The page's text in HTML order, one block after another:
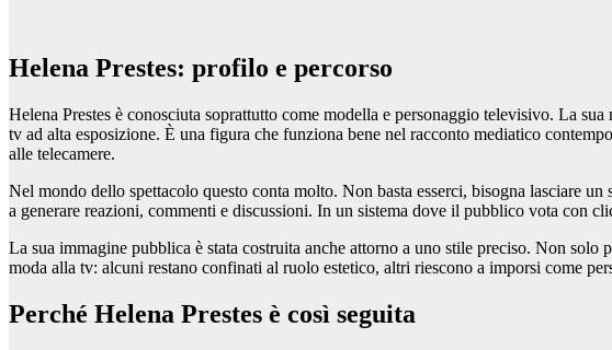
Helena Prestes: profilo e percorso
Helena Prestes è conosciuta soprattutto come modella e personaggio televisivo. La
tv ad alta esposizione. È una figura che funziona bene nel racconto mediatico
alle telecamere.
Nel mondo dello spettacolo questo conta molto. Non basta esserci, bisogna lasciare
a generare reazioni, commenti e discussioni. In un sistema dove il pubblico vota con
La sua immagine pubblica è stata costruita anche attorno a uno stile preciso. Non
moda alla tv: alcuni restano confinati al ruolo estetico, altri riescono a imporsi come
Perché Helena Prestes è così seguita